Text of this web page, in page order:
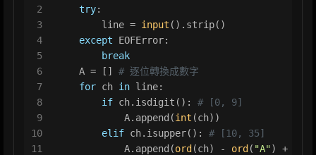
2
3
4
5
6
7
8
9
10
11
try:
        line =
input ().strip()
except EOFError:
break
    A = []
# 逐位轉換成數字
for ch in line:
if ch.isdigit(): # [0, 9]
            A.append(
int (ch))
elif ch.isupper(): # [10, 35]
            A.append(
ord (ch) - ord ( "A") +